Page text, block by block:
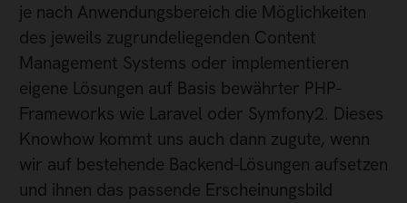
je nach Anwendungsbereich die Möglichkeiten
des jeweils zugrundeliegenden Content
Management Systems oder implementieren
eigene Lösungen auf Basis bewährter PHP-
Frameworks wie Laravel oder Symfony2. Dieses
Knowhow kommt uns auch dann zugute, wenn
wir auf bestehende Backend-Lösungen aufsetzen
und ihnen das passende Erscheinungsbild